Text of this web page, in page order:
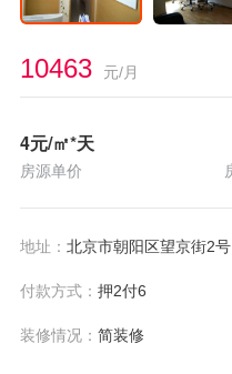
10463 元/月
4元/㎡*天
房源单价
地址： 北京市朝阳区望京街2号
付款方式： 押2付6
装修情况： 简装修